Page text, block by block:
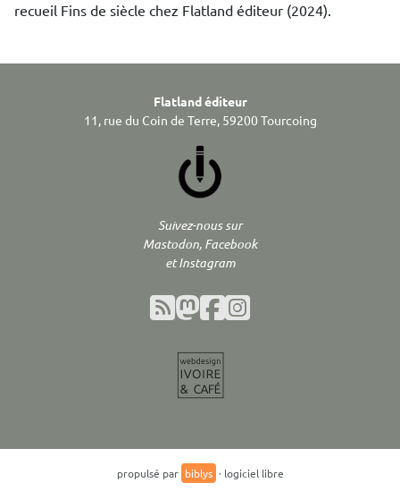
recueil Fins de siècle chez Flatland éditeur (2024).
Flatland éditeur
11, rue du Coin de Terre, 59200 Tourcoing
Suivez-nous sur
Mastodon, Facebook
et Instagram
propulsé par biblys · logiciel libre